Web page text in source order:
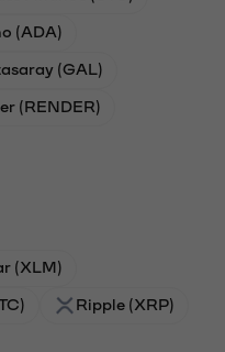
(ADA)
(GAL)
(RENDER)
(XLM)
Ripple (XRP)